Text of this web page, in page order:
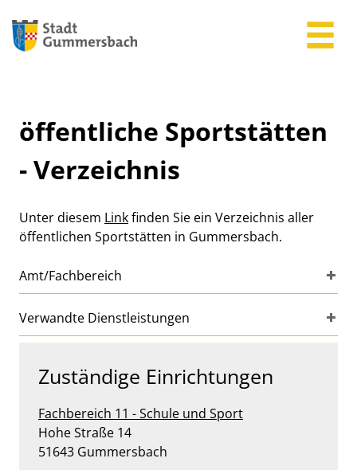
öffentliche Sportstätten
- Verzeichnis
Beschreibung
Unter diesem Linkfinden Sie ein Verzeichnis aller
öffentlichen Sportstätten in Gummersbach.
Amt/Fachbereich
Verwandte Dienstleistungen
Zuständige Einrichtungen
Fachbereich 11 - Schule und Sport
Straße:
Hohe Straße Hausnummer:
14
PLZ:
51643 Ort:
Gummersbach